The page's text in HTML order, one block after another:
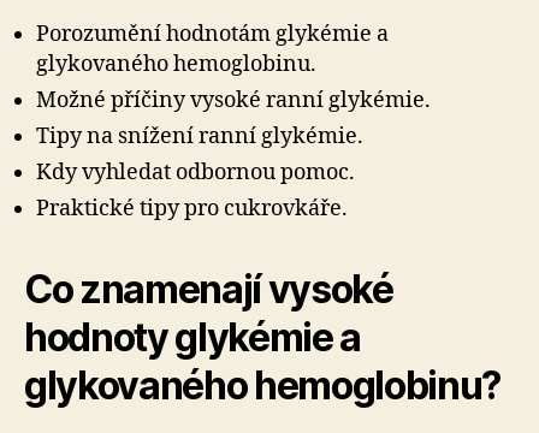
Porozumění hodnotám glykémie a
glykovaného hemoglobinu.
Možné příčiny vysoké ranní glykémie.
Tipy na snížení ranní glykémie.
Kdy vyhledat odbornou pomoc.
Praktické tipy pro cukrovkáře.
Co znamenají vysoké
hodnoty glykémie a
glykovaného hemoglobinu?